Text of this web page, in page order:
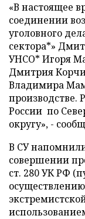
«В настоящее
соединении
уголовного
сектора*»
УНСО* Игоря
Дмитрия
Владимира
производстве.
России по
округу», -
В СУ
совершении
ст. 280 УК РФ